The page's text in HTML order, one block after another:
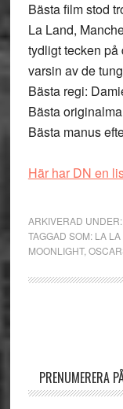
Bästa film stod
La Land,
tydligt tecken på
varsin av de
Bästa regi:
Bästa
Bästa manus
Här har DN en
ARKIVERAD UNDER:
TAGGAD SOM: LA
MOONLIGHT,
PRENUMERERA